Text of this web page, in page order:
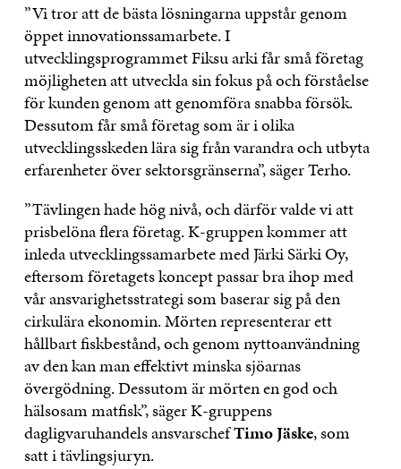
”Vi tror att de bästa lösningarna uppstår genom
öppet innovationssamarbete. I
utvecklingsprogrammet Fiksu arki får små företag
möjligheten att utveckla sin fokus på och förståelse
för kunden genom att genomföra snabba försök.
Dessutom får små företag som är i olika
utvecklingsskeden lära sig från varandra och utbyta
erfarenheter över sektorsgränserna”, säger Terho.
”Tävlingen hade hög nivå, och därför valde vi att
prisbelöna flera företag. K-gruppen kommer att
inleda utvecklingssamarbete med Järki Särki Oy,
eftersom företagets koncept passar bra ihop med
vår ansvarighetsstrategi som baserar sig på den
cirkulära ekonomin. Mörten representerar ett
hållbart fiskbestånd, och genom nyttoanvändning
av den kan man effektivt minska sjöarnas
övergödning. Dessutom är mörten en god och
hälsosam matfisk”, säger K-gruppens
dagligvaruhandels ansvarschefTimo Jäske, som
satt i tävlingsjuryn.